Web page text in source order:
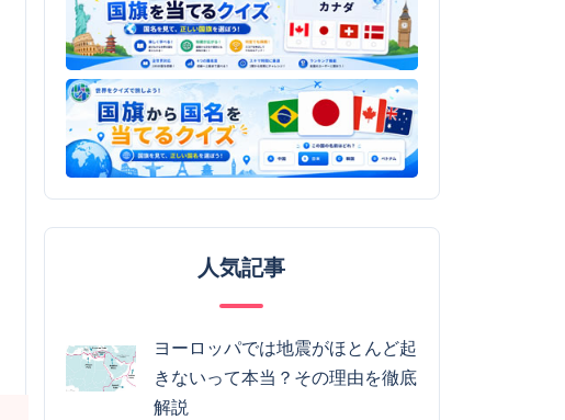
人気記事
ヨーロッパでは地震がほとんど起
きないって本当？その理由を徹底
解説